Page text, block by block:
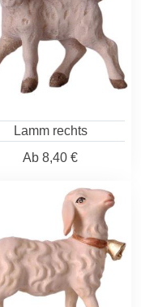
Lamm rechts
Ab 8,40 €